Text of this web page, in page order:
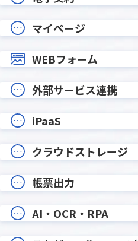
マイページ
WEBフォーム
外部サービス連携
iPaaS
クラウドストレージ
帳票出力
AI・OCR・RPA